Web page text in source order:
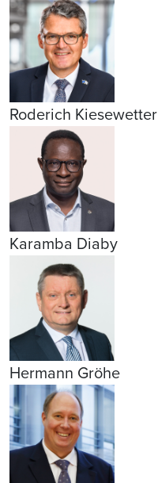
Roderich Kiesewetter
Karamba Diaby
Hermann Gröhe